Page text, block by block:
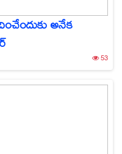
అనేక
53